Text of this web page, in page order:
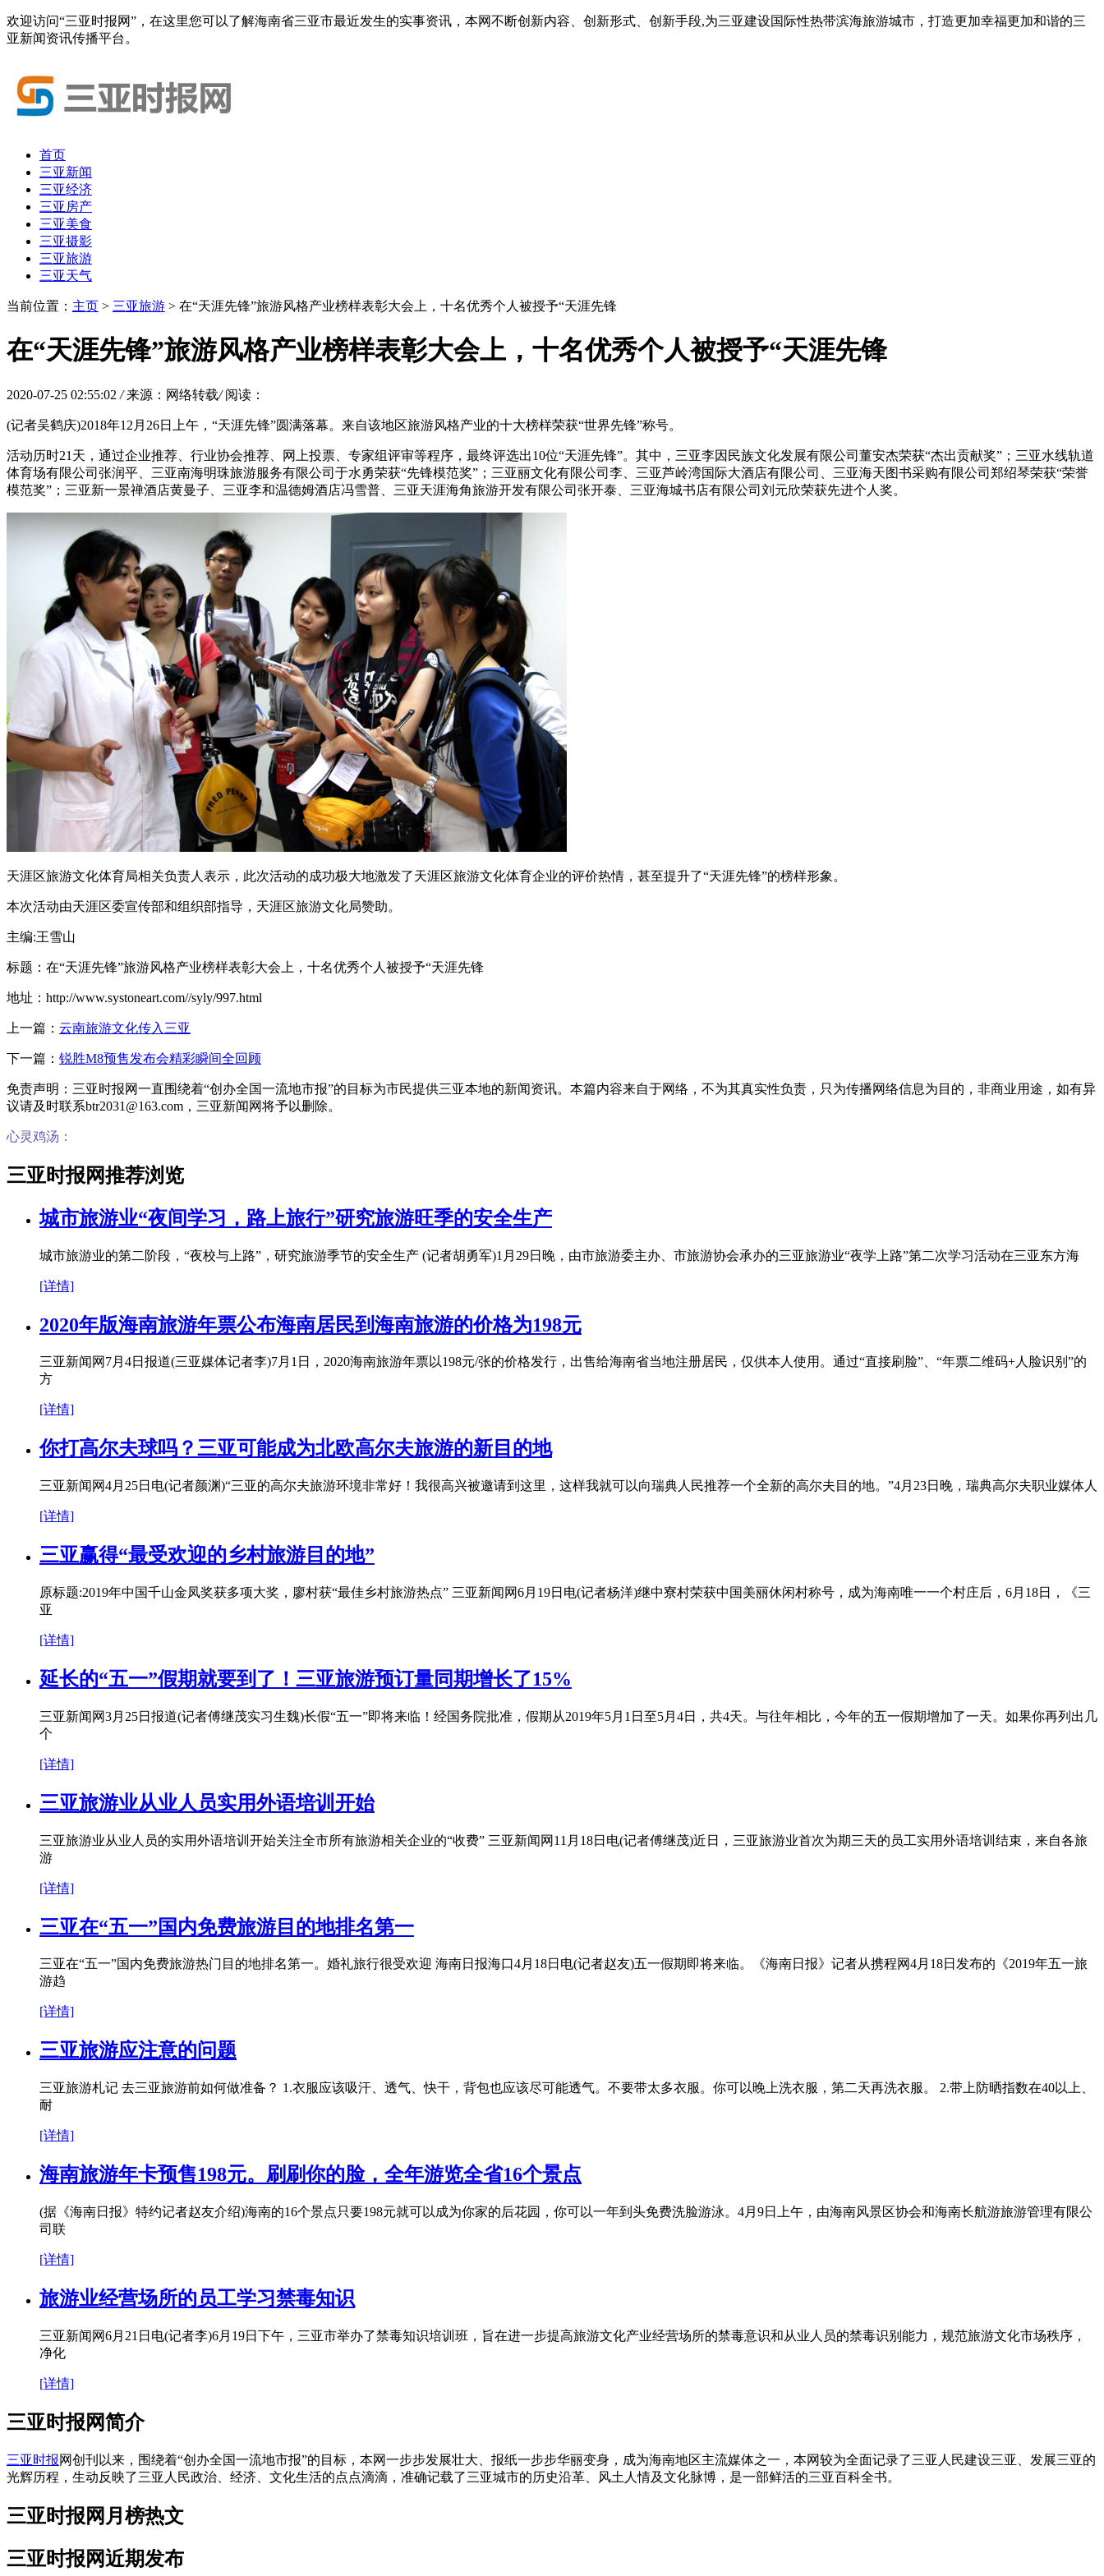
欢迎访问“三亚时报网”，在这里您可以了解海南省三亚市最近发生的实事资讯，本网不断创新内容、创新形式、创新手段,为三亚建设国际性热带滨海旅游城市，打造更加幸福更加和谐的三
亚新闻资讯传播平台。
首页
三亚新闻
三亚经济
三亚房产
三亚美食
三亚摄影
三亚旅游
三亚天气
当前位置： 主页 > 三亚旅游 > 在“天涯先锋”旅游风格产业榜样表彰大会上，十名优秀个人被授予“天涯先锋
在“天涯先锋”旅游风格产业榜样表彰大会上，十名优秀个人被授予“天涯先锋
2020-07-25 02:55:02 / 来源：网络转载/ 阅读：
(记者吴鹤庆)2018年12月26日上午，“天涯先锋”圆满落幕。来自该地区旅游风格产业的十大榜样荣获“世界先锋”称号。
活动历时21天，通过企业推荐、行业协会推荐、网上投票、专家组评审等程序，最终评选出10位“天涯先锋”。其中，三亚李因民族文化发展有限公司董安杰荣获“杰出贡献奖”；三亚水线轨道
体育场有限公司张润平、三亚南海明珠旅游服务有限公司于水勇荣获“先锋模范奖”；三亚丽文化有限公司李、三亚芦岭湾国际大酒店有限公司、三亚海天图书采购有限公司郑绍琴荣获“荣誉
模范奖”；三亚新一景禅酒店黄曼子、三亚李和温德姆酒店冯雪普、三亚天涯海角旅游开发有限公司张开泰、三亚海城书店有限公司刘元欣荣获先进个人奖。
天涯区旅游文化体育局相关负责人表示，此次活动的成功极大地激发了天涯区旅游文化体育企业的评价热情，甚至提升了“天涯先锋”的榜样形象。
本次活动由天涯区委宣传部和组织部指导，天涯区旅游文化局赞助。
主编:王雪山
标题：在“天涯先锋”旅游风格产业榜样表彰大会上，十名优秀个人被授予“天涯先锋
地址：http://www.systoneart.com//syly/997.html
上一篇： 云南旅游文化传入三亚
下一篇： 锐胜M8预售发布会精彩瞬间全回顾
免责声明：三亚时报网一直围绕着“创办全国一流地市报”的目标为市民提供三亚本地的新闻资讯。本篇内容来自于网络，不为其真实性负责，只为传播网络信息为目的，非商业用途，如有异
议请及时联系btr2031@163.com，三亚新闻网将予以删除。
心灵鸡汤：
三亚时报网推荐浏览
城市旅游业“夜间学习，路上旅行”研究旅游旺季的安全生产
城市旅游业的第二阶段，“夜校与上路”，研究旅游季节的安全生产 (记者胡勇军)1月29日晚，由市旅游委主办、市旅游协会承办的三亚旅游业“夜学上路”第二次学习活动在三亚东方海
[详情]
2020年版海南旅游年票公布海南居民到海南旅游的价格为198元
三亚新闻网7月4日报道(三亚媒体记者李)7月1日，2020海南旅游年票以198元/张的价格发行，出售给海南省当地注册居民，仅供本人使用。通过“直接刷脸”、“年票二维码+人脸识别”的
方
[详情]
你打高尔夫球吗？三亚可能成为北欧高尔夫旅游的新目的地
三亚新闻网4月25日电(记者颜渊)“三亚的高尔夫旅游环境非常好！我很高兴被邀请到这里，这样我就可以向瑞典人民推荐一个全新的高尔夫目的地。”4月23日晚，瑞典高尔夫职业媒体人
[详情]
三亚赢得“最受欢迎的乡村旅游目的地”
原标题:2019年中国千山金凤奖获多项大奖，廖村获“最佳乡村旅游热点” 三亚新闻网6月19日电(记者杨洋)继中寮村荣获中国美丽休闲村称号，成为海南唯一一个村庄后，6月18日，《三
亚
[详情]
延长的“五一”假期就要到了！三亚旅游预订量同期增长了15%
三亚新闻网3月25日报道(记者傅继茂实习生魏)长假“五一”即将来临！经国务院批准，假期从2019年5月1日至5月4日，共4天。与往年相比，今年的五一假期增加了一天。如果你再列出几
个
[详情]
三亚旅游业从业人员实用外语培训开始
三亚旅游业从业人员的实用外语培训开始关注全市所有旅游相关企业的“收费” 三亚新闻网11月18日电(记者傅继茂)近日，三亚旅游业首次为期三天的员工实用外语培训结束，来自各旅
游
[详情]
三亚在“五一”国内免费旅游目的地排名第一
三亚在“五一”国内免费旅游热门目的地排名第一。婚礼旅行很受欢迎 海南日报海口4月18日电(记者赵友)五一假期即将来临。《海南日报》记者从携程网4月18日发布的《2019年五一旅
游趋
[详情]
三亚旅游应注意的问题
三亚旅游札记 去三亚旅游前如何做准备？ 1.衣服应该吸汗、透气、快干，背包也应该尽可能透气。不要带太多衣服。你可以晚上洗衣服，第二天再洗衣服。 2.带上防晒指数在40以上、
耐
[详情]
海南旅游年卡预售198元。刷刷你的脸，全年游览全省16个景点
(据《海南日报》特约记者赵友介绍)海南的16个景点只要198元就可以成为你家的后花园，你可以一年到头免费洗脸游泳。4月9日上午，由海南风景区协会和海南长航游旅游管理有限公
司联
[详情]
旅游业经营场所的员工学习禁毒知识
三亚新闻网6月21日电(记者李)6月19日下午，三亚市举办了禁毒知识培训班，旨在进一步提高旅游文化产业经营场所的禁毒意识和从业人员的禁毒识别能力，规范旅游文化市场秩序，
净化
[详情]
三亚时报网简介
三亚时报网创刊以来，围绕着“创办全国一流地市报”的目标，本网一步步发展壮大、报纸一步步华丽变身，成为海南地区主流媒体之一，本网较为全面记录了三亚人民建设三亚、发展三亚的
光辉历程，生动反映了三亚人民政治、经济、文化生活的点点滴滴，准确记载了三亚城市的历史沿革、风土人情及文化脉博，是一部鲜活的三亚百科全书。
三亚时报网月榜热文
三亚时报网近期发布